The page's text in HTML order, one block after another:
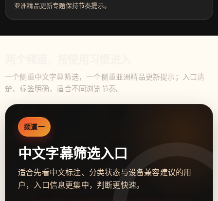
亚洲精品更新专题保持节奏提示。
一个侧重中文字幕筛选，一个侧重亚洲精品更新提示；入口清
楚、标签明确，适合不同浏览节奏。
频道一
中文字幕筛选入口
适合先看中文标注、分类状态与设备兼容建议的用
户，入口信息更集中，判断更快速。